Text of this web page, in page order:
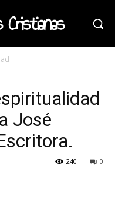
Cristianas
José
0
240